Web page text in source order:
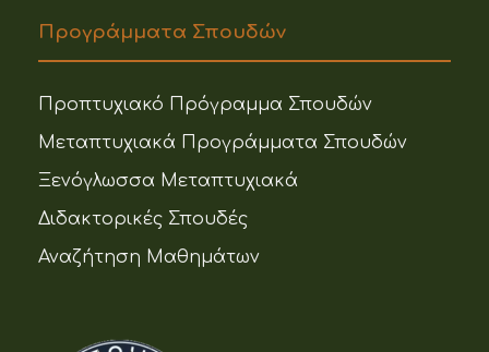
Προγράμματα Σπουδών
Προπτυχιακό Πρόγραμμα Σπουδών
Μεταπτυχιακά Προγράμματα Σπουδών
Ξενόγλωσσα Μεταπτυχιακά
Διδακτορικές Σπουδές
Αναζήτηση Μαθημάτων